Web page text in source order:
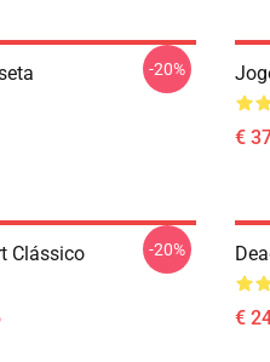
-20%
€
Clássico -20%
€